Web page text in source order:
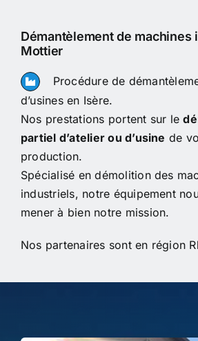
Démantèlement de machines
Mottier
Procédure de
d’usines en Isère.
Nos prestations portent sur le
partiel d’atelier ou d’usine de
production.
Spécialisé en démolition des
industriels, notre équipement
mener à bien notre mission.
Nos partenaires sont en région